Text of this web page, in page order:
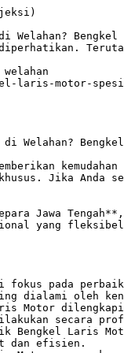
Welahan?
laris-motor-
di Welahan?
khusus. Jika
Jawa
yang
pada
dialami oleh
Motor dilengkapi
secara
Bengkel Laris
dan efisien.